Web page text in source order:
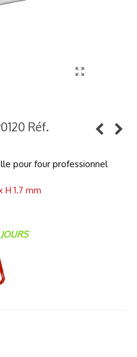
Réf.
pour four professionnel
H 1.7 mm